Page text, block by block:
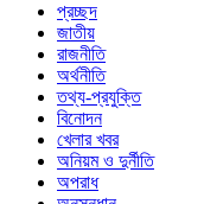
প্রচ্ছদ
জাতীয়
রাজনীতি
অর্থনীতি
তথ্য-প্রযুক্তি
বিনোদন
খেলার খবর
অনিয়ম ও দুর্নীতি
অপরাধ